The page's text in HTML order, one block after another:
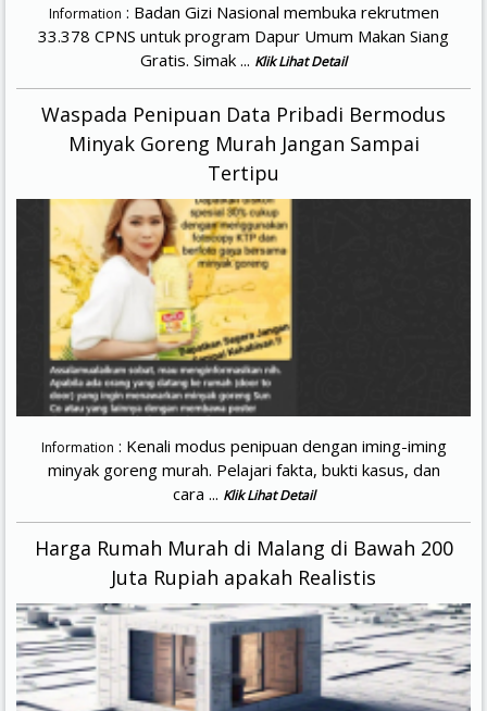
Information : Badan Gizi Nasional membuka rekrutmen
33.378 CPNS untuk program Dapur Umum Makan Siang
Gratis. Simak ... Klik Lihat Detail
Waspada Penipuan Data Pribadi Bermodus
Minyak Goreng Murah Jangan Sampai
Tertipu
Information : Kenali modus penipuan dengan iming-iming
minyak goreng murah. Pelajari fakta, bukti kasus, dan
cara ... Klik Lihat Detail
Harga Rumah Murah di Malang di Bawah 200
Juta Rupiah apakah Realistis